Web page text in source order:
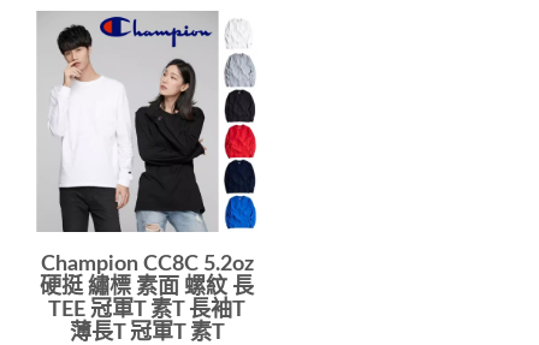
Champion CC8C 5.2oz
硬挺 繡標 素面 螺紋 長
TEE 冠軍T 素T 長袖T
薄長T 冠軍T 素T